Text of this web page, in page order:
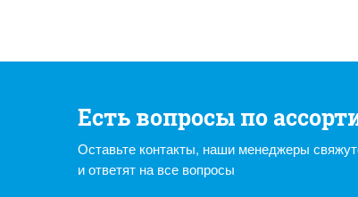
Есть вопросы по
Оставьте контакты, наши менеджеры
и ответят на все вопросы